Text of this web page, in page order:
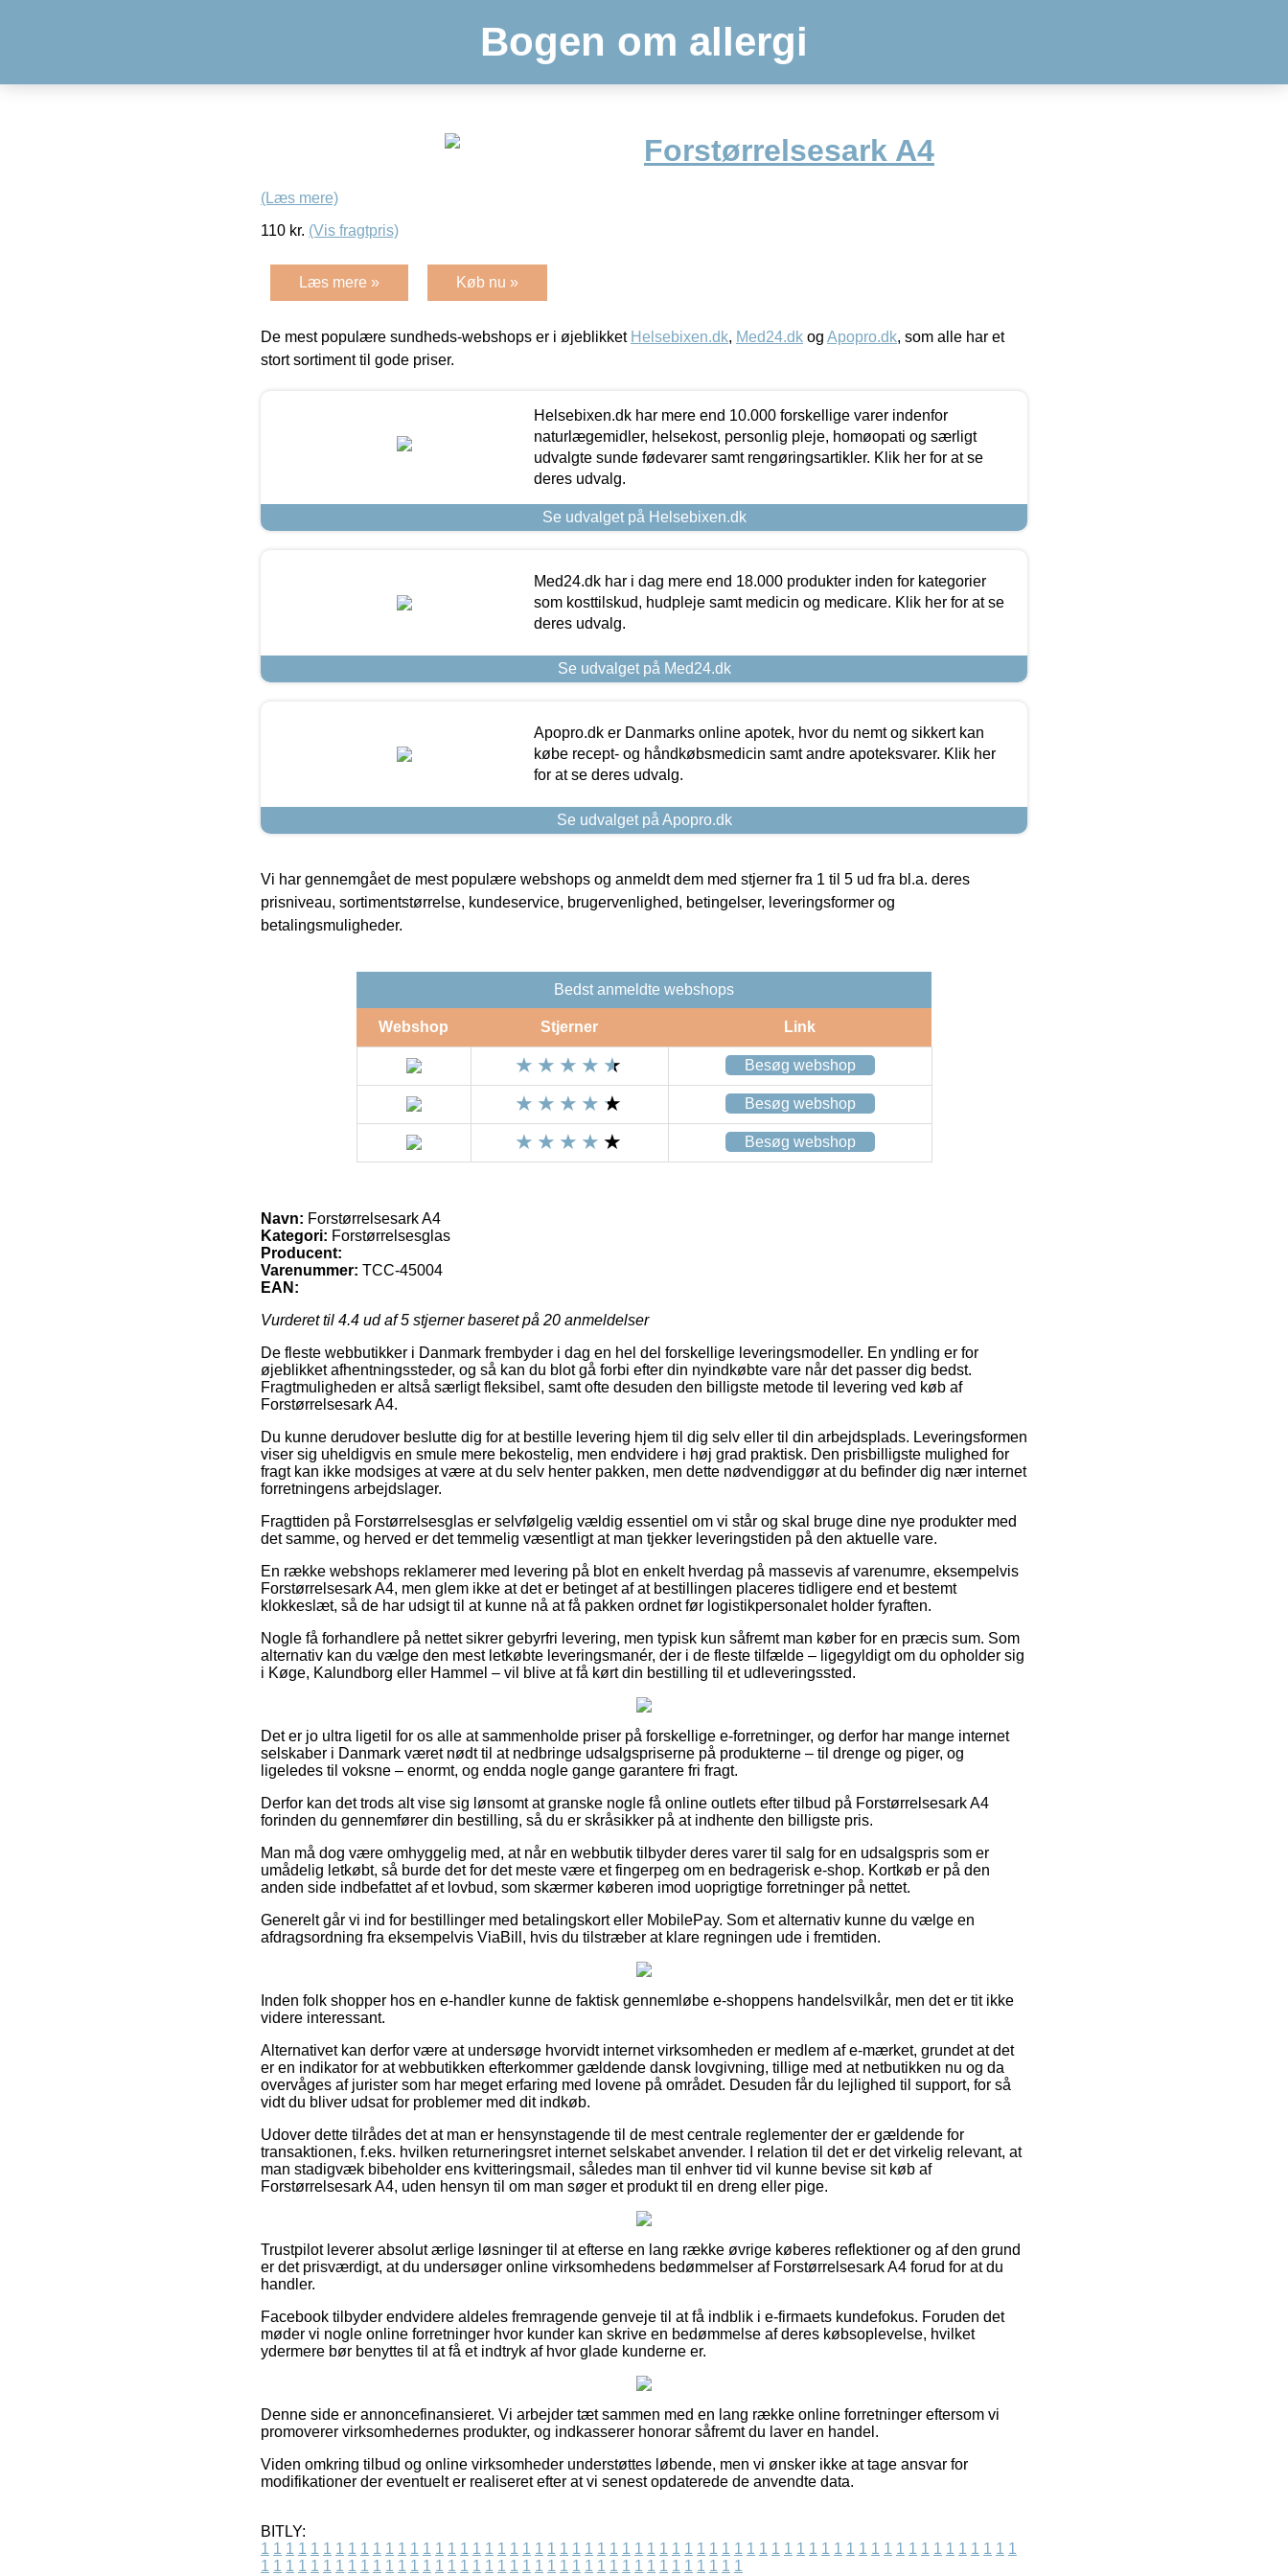
Bogen om allergi
Forstørrelsesark A4
(Læs mere)
110 kr. (Vis fragtpris)
Læs mere » Køb nu »
De mest populære sundheds-webshops er i øjeblikket Helsebixen.dk, Med24.dk og Apopro.dk, som alle har et
stort sortiment til gode priser.
Helsebixen.dk har mere end 10.000 forskellige varer indenfor
naturlægemidler, helsekost, personlig pleje, homøopati og særligt
udvalgte sunde fødevarer samt rengøringsartikler. Klik her for at se
deres udvalg.
Se udvalget på Helsebixen.dk
Med24.dk har i dag mere end 18.000 produkter inden for kategorier
som kosttilskud, hudpleje samt medicin og medicare. Klik her for at se
deres udvalg.
Se udvalget på Med24.dk
Apopro.dk er Danmarks online apotek, hvor du nemt og sikkert kan
købe recept- og håndkøbsmedicin samt andre apoteksvarer. Klik her
for at se deres udvalg.
Se udvalget på Apopro.dk
Vi har gennemgået de mest populære webshops og anmeldt dem med stjerner fra 1 til 5 ud fra bl.a. deres
prisniveau, sortimentstørrelse, kundeservice, brugervenlighed, betingelser, leveringsformer og
betalingsmuligheder.
Bedst anmeldte webshops
Webshop Stjerner Link
Besøg webshop
Besøg webshop
Besøg webshop
Navn: Forstørrelsesark A4
Kategori: Forstørrelsesglas
Producent:
Varenummer: TCC-45004
EAN:
Vurderet til 4.4 ud af 5 stjerner baseret på 20 anmeldelser
De fleste webbutikker i Danmark frembyder i dag en hel del forskellige leveringsmodeller. En yndling er for
øjeblikket afhentningssteder, og så kan du blot gå forbi efter din nyindkøbte vare når det passer dig bedst.
Fragtmuligheden er altså særligt fleksibel, samt ofte desuden den billigste metode til levering ved køb af
Forstørrelsesark A4.
Du kunne derudover beslutte dig for at bestille levering hjem til dig selv eller til din arbejdsplads. Leveringsformen
viser sig uheldigvis en smule mere bekostelig, men endvidere i høj grad praktisk. Den prisbilligste mulighed for
fragt kan ikke modsiges at være at du selv henter pakken, men dette nødvendiggør at du befinder dig nær internet
forretningens arbejdslager.
Fragttiden på Forstørrelsesglas er selvfølgelig vældig essentiel om vi står og skal bruge dine nye produkter med
det samme, og herved er det temmelig væsentligt at man tjekker leveringstiden på den aktuelle vare.
En række webshops reklamerer med levering på blot en enkelt hverdag på massevis af varenumre, eksempelvis
Forstørrelsesark A4, men glem ikke at det er betinget af at bestillingen placeres tidligere end et bestemt
klokkeslæt, så de har udsigt til at kunne nå at få pakken ordnet før logistikpersonalet holder fyraften.
Nogle få forhandlere på nettet sikrer gebyrfri levering, men typisk kun såfremt man køber for en præcis sum. Som
alternativ kan du vælge den mest letkøbte leveringsmanér, der i de fleste tilfælde – ligegyldigt om du opholder sig
i Køge, Kalundborg eller Hammel – vil blive at få kørt din bestilling til et udleveringssted.
Det er jo ultra ligetil for os alle at sammenholde priser på forskellige e-forretninger, og derfor har mange internet
selskaber i Danmark været nødt til at nedbringe udsalgspriserne på produkterne – til drenge og piger, og
ligeledes til voksne – enormt, og endda nogle gange garantere fri fragt.
Derfor kan det trods alt vise sig lønsomt at granske nogle få online outlets efter tilbud på Forstørrelsesark A4
forinden du gennemfører din bestilling, så du er skråsikker på at indhente den billigste pris.
Man må dog være omhyggelig med, at når en webbutik tilbyder deres varer til salg for en udsalgspris som er
umådelig letkøbt, så burde det for det meste være et fingerpeg om en bedragerisk e-shop. Kortkøb er på den
anden side indbefattet af et lovbud, som skærmer køberen imod uoprigtige forretninger på nettet.
Generelt går vi ind for bestillinger med betalingskort eller MobilePay. Som et alternativ kunne du vælge en
afdragsordning fra eksempelvis ViaBill, hvis du tilstræber at klare regningen ude i fremtiden.
Inden folk shopper hos en e-handler kunne de faktisk gennemløbe e-shoppens handelsvilkår, men det er tit ikke
videre interessant.
Alternativet kan derfor være at undersøge hvorvidt internet virksomheden er medlem af e-mærket, grundet at det
er en indikator for at webbutikken efterkommer gældende dansk lovgivning, tillige med at netbutikken nu og da
overvåges af jurister som har meget erfaring med lovene på området. Desuden får du lejlighed til support, for så
vidt du bliver udsat for problemer med dit indkøb.
Udover dette tilrådes det at man er hensynstagende til de mest centrale reglementer der er gældende for
transaktionen, f.eks. hvilken returneringsret internet selskabet anvender. I relation til det er det virkelig relevant, at
man stadigvæk bibeholder ens kvitteringsmail, således man til enhver tid vil kunne bevise sit køb af
Forstørrelsesark A4, uden hensyn til om man søger et produkt til en dreng eller pige.
Trustpilot leverer absolut ærlige løsninger til at efterse en lang række øvrige køberes reflektioner og af den grund
er det prisværdigt, at du undersøger online virksomhedens bedømmelser af Forstørrelsesark A4 forud for at du
handler.
Facebook tilbyder endvidere aldeles fremragende genveje til at få indblik i e-firmaets kundefokus. Foruden det
møder vi nogle online forretninger hvor kunder kan skrive en bedømmelse af deres købsoplevelse, hvilket
ydermere bør benyttes til at få et indtryk af hvor glade kunderne er.
Denne side er annoncefinansieret. Vi arbejder tæt sammen med en lang række online forretninger eftersom vi
promoverer virksomhedernes produkter, og indkasserer honorar såfremt du laver en handel.
Viden omkring tilbud og online virksomheder understøttes løbende, men vi ønsker ikke at tage ansvar for
modifikationer der eventuelt er realiseret efter at vi senest opdaterede de anvendte data.
BITLY:
1 1 1 1 1 1 1 1 1 1 1 1 1 1 1 1 1 1 1 1 1 1 1 1 1 1 1 1 1 1 1 1 1 1 1 1 1 1 1 1 1 1 1 1 1 1 1 1 1 1 1 1 1 1 1 1 1 1 1 1 1
1 1 1 1 1 1 1 1 1 1 1 1 1 1 1 1 1 1 1 1 1 1 1 1 1 1 1 1 1 1 1 1 1 1 1 1 1 1 1